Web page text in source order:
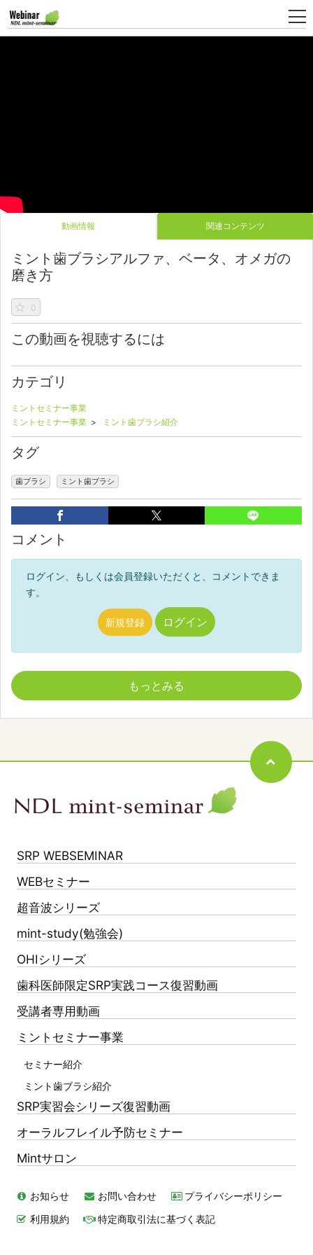
動画情報 関連コンテンツ
ミント歯ブラシアルファ、ベータ、オメガの
磨き方
0
この動画を視聴するには
カテゴリ
ミントセミナー事業
ミントセミナー事業 > ミント歯ブラシ紹介
タグ
歯ブラシ ミント歯ブラシ
コメント
ログイン、もしくは会員登録いただくと、コメントできま
す。
新規登録 ログイン
もっとみる
SRP WEBSEMINAR
WEBセミナー
超音波シリーズ
mint-study(勉強会)
OHIシリーズ
歯科医師限定SRP実践コース復習動画
受講者専用動画
ミントセミナー事業
セミナー紹介
ミント歯ブラシ紹介
SRP実習会シリーズ復習動画
オーラルフレイル予防セミナー
Mintサロン
お知らせ お問い合わせ
プライバシーポリシー
利用規約
特定商取引法に基づく表記